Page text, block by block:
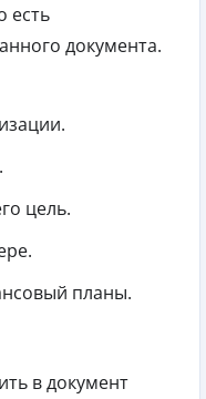
есть
документа.
цель.
планы.
в документ